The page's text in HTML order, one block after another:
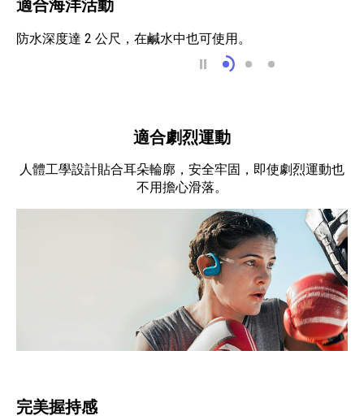
適合海洋活動
適合沙塵環境
適合極限環境
適合海洋活動
防水深度達 2 公尺，在鹹水中也可使用。
適合劇烈運動
人體工學設計貼合耳朵輪廓，安全牢固，即使劇烈運動也
不用擔心滑落。
完美握持感